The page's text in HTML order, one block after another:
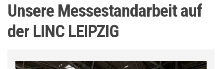
Unsere Messestandarbeit auf
der LINC LEIPZIG